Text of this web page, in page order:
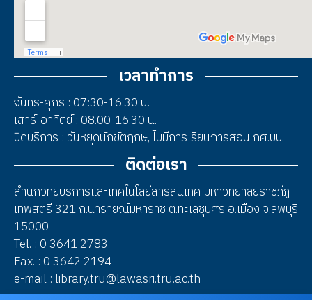
เวลาทำการ
จันทร์-ศุกร์ : 07:30-16.30 น.
เสาร์-อาทิตย์ : 08.00-16.30 น.
ปิดบริการ : วันหยุดนักขัตฤกษ์, ไม่มีการเรียนการสอน กศ.บป.
ติดต่อเรา
สำนักวิทยบริการและเทคโนโลยีสารสนเทศ มหาวิทยาลัยราชภัฏ
เทพสตรี 321 ถ.นารายณ์มหาราช ต.ทะเลชุบศร อ.เมือง จ.ลพบุรี
15000
Tel. : 0 3641 2783
Fax. : 0 3642 2194
e-mail : library.tru@lawasri.tru.ac.th